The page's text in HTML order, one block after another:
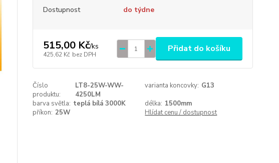
Dostupnost do týdne
515,00 Kč/ks
425,62 Kč bez DPH
Přidat do košíku
Číslo
produktu:
LT8-25W-WW-
4250LM
varianta koncovky: G13
barva světla: teplá bílá 3000K délka: 1500mm
příkon: 25W Hlídat cenu / dostupnost